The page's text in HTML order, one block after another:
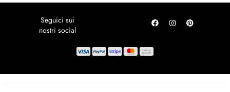
RICHIEDI UN RESO
aggiornato sulle ultime tendenze di design, promozioni riservate e
novità per la tua casa.
I suoi dati personali verranno trattati per le finalità connesse all'invio delle